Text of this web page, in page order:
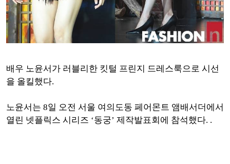
배우 노윤서가 러블리한 킷털 프린지 드레스룩으로 시선
을 올킬했다.
노윤서는 8일 오전 서울 여의도동 페어몬트 앰배서더에서
열린 넷플릭스 시리즈 ‘동궁’ 제작발표회에 참석했다. .